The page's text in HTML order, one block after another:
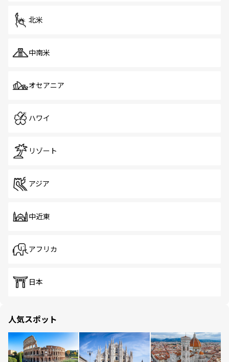
北米
中南米
オセアニア
ハワイ
リゾート
アジア
中近東
アフリカ
日本
人気スポット